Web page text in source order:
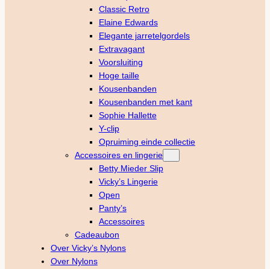
Classic Retro
Elaine Edwards
Elegante jarretelgordels
Extravagant
Voorsluiting
Hoge taille
Kousenbanden
Kousenbanden met kant
Sophie Hallette
Y-clip
Opruiming einde collectie
Accessoires en lingerie
Betty Mieder Slip
Vicky’s Lingerie
Open
Panty’s
Accessoires
Cadeaubon
Over Vicky’s Nylons
Over Nylons